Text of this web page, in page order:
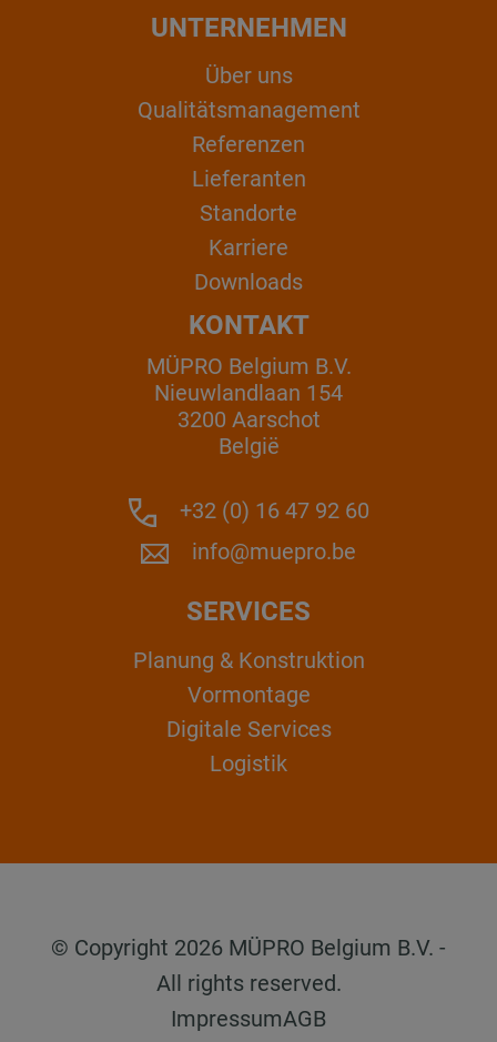
UNTERNEHMEN
Über uns
Qualitätsmanagement
Referenzen
Lieferanten
Standorte
Karriere
Downloads
KONTAKT
MÜPRO Belgium B.V.
Nieuwlandlaan 154
3200 Aarschot
België
+32 (0) 16 47 92 60
info@muepro.be
SERVICES
Planung & Konstruktion
Vormontage
Digitale Services
Logistik
© Copyright 2026 MÜPRO Belgium B.V. -
All rights reserved.
ImpressumAGB